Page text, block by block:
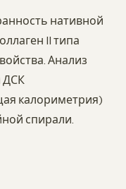
нативной
II типа
Анализ
ДСК
калориметрия)
спирали.